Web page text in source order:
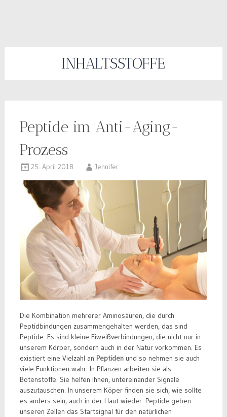
INHALTSSTOFFE
Peptide im Anti-Aging-
Prozess
25. April 2018 Jennifer
Die Kombination mehrerer Aminosäuren, die durch
Peptidbindungen zusammengehalten werden, das sind
Peptide. Es sind kleine Eiweißverbindungen, die nicht nur in
unserem Körper, sondern auch in der Natur vorkommen. Es
existiert eine Vielzahl an Peptidenund so nehmen sie auch
viele Funktionen wahr. In Pflanzen arbeiten sie als
Botenstoffe. Sie helfen ihnen, untereinander Signale
auszutauschen. In unserem Köper finden sie sich, wie sollte
es anders sein, auch in der Haut wieder. Peptide geben
unseren Zellen das Startsignal für den natürlichen